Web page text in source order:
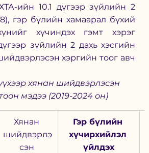
ийн 10.1 дүгээр зүйлийн 2
гэр бүлийн хамаарал бүхий
хүчиндэх гэмт хэрэг
зүйлийн 2 дахь хэсгийн
хэргийн тоог авч
хянан шийдвэрлэсэн
мэдээ (2019-2024 он)
Хянан
шийдвэрлэ
сэн
Гэр бүлийн
хүчирхийлэл
үйлдэх